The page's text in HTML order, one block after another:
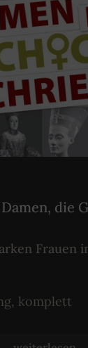
die
Frauen
komplett